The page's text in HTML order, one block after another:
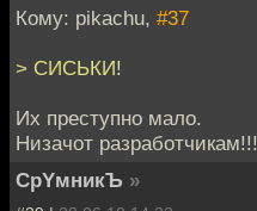
Кому: pikachu, #37
> СИСЬКИ!
Их преступно мало.
Низачот разработчикам!!!
CpYмникЪ »